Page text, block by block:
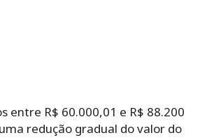
entre R$ 60.000,01 e R$ 88.200
redução gradual do valor do